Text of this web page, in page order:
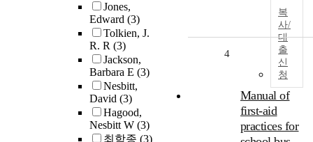
Jones,
Edward (3)
Tolkien, J.
R. R (3)
Jackson,
Barbara E (3)
Nesbitt,
David (3)
Hagood,
Nesbitt W (3)
최학종 (3)
복
사/
대
출
신
청
4
Manual of
first-aid
practices for